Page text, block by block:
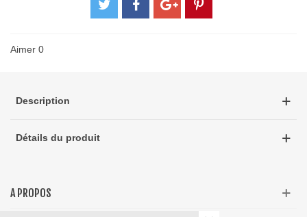
Aimer 0
Description
Détails du produit
A PROPOS